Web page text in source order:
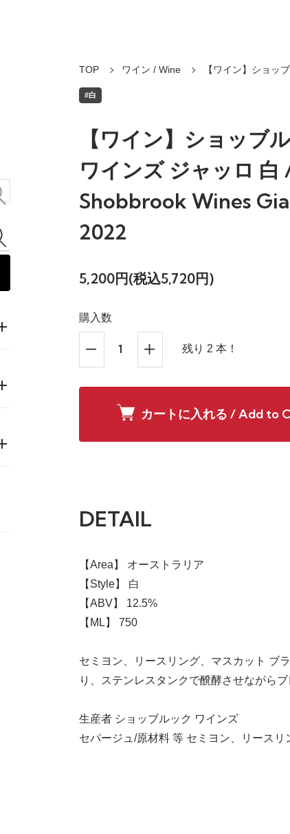
TOP ワイン / Wine 【ワイン】ショッ
#白
【ワイン】ショッブ
ワインズ ジャッロ 白
Shobbrook Wines
2022
5,200円(税込5,720円)
購入数
残り 2 本！
カートに入れる / Add to
DETAIL
【Area】 オーストラリア
【Style】 白
【ABV】 12.5%
【ML】 750
セミヨン、リースリング、マスカット ブ
り、ステンレスタンクで醗酵させながら
生産者 ショッブルック ワインズ
セパージュ/原材料 等 セミヨン、リースリ